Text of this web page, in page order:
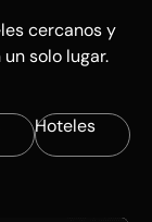
cercanos y
solo lugar.
Hoteles